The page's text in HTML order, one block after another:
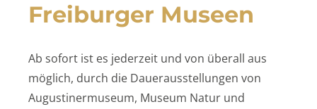
Freiburger Museen
Ab sofort ist es jederzeit und von überall aus
möglich, durch die Dauerausstellungen von
Augustinermuseum, Museum Natur und